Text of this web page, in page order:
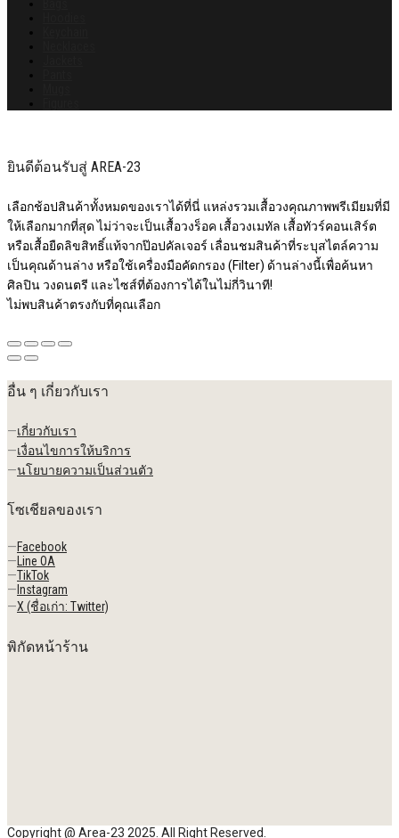
ยินดีต้อนรับสู่ AREA-23
เลือกช้อปสินค้าทั้งหมดของเราได้ที่นี่ แหล่งรวมเสื้อวงคุณภาพพรีเมียมที่มี
ให้เลือกมากที่สุด ไม่ว่าจะเป็นเสื้อวงร็อค เสื้อวงเมทัล เสื้อทัวร์คอนเสิร์ต
หรือเสื้อยืดลิขสิทธิ์แท้จากป๊อปคัลเจอร์ เลื่อนชมสินค้าที่ระบุสไตล์ความ
เป็นคุณด้านล่าง หรือใช้เครื่องมือคัดกรอง (Filter) ด้านล่างนี้เพื่อค้นหา
ศิลปิน วงดนตรี และไซส์ที่ต้องการได้ในไม่กี่วินาที!
ไม่พบสินค้าตรงกับที่คุณเลือก
อื่น ๆ เกี่ยวกับเรา
—เกี่ยวกับเรา
—เงื่อนไขการให้บริการ
—นโยบายความเป็นส่วนตัว
โซเชียลของเรา
—Facebook
—Line OA
—TikTok
— Instagram
—X (ชื่อเก่า: Twitter)
พิกัดหน้าร้าน
Copyright @ Area-23 2025. All Right Reserved.